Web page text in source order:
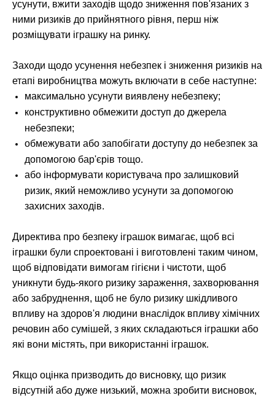
усунути, вжити заходів щодо зниження пов'язаних з
ними ризиків до прийнятного рівня, перш ніж
розміщувати іграшку на ринку.
Заходи щодо усунення небезпек і зниження ризиків на
етапі виробництва можуть включати в себе наступне:
максимально усунути виявлену небезпеку;
конструктивно обмежити доступ до джерела
небезпеки;
обмежувати або запобігати доступу до небезпек за
допомогою бар'єрів тощо.
або інформувати користувача про залишковий
ризик, який неможливо усунути за допомогою
захисних заходів.
Директива про безпеку іграшок вимагає, щоб всі
іграшки були спроектовані і виготовлені таким чином,
щоб відповідати вимогам гігієни і чистоти, щоб
уникнути будь-якого ризику зараження, захворювання
або забруднення, щоб не було ризику шкідливого
впливу на здоров'я людини внаслідок впливу хімічних
речовин або сумішей, з яких складаються іграшки або
які вони містять, при використанні іграшок.
Якщо оцінка призводить до висновку, що ризик
відсутній або дуже низький, можна зробити висновок,